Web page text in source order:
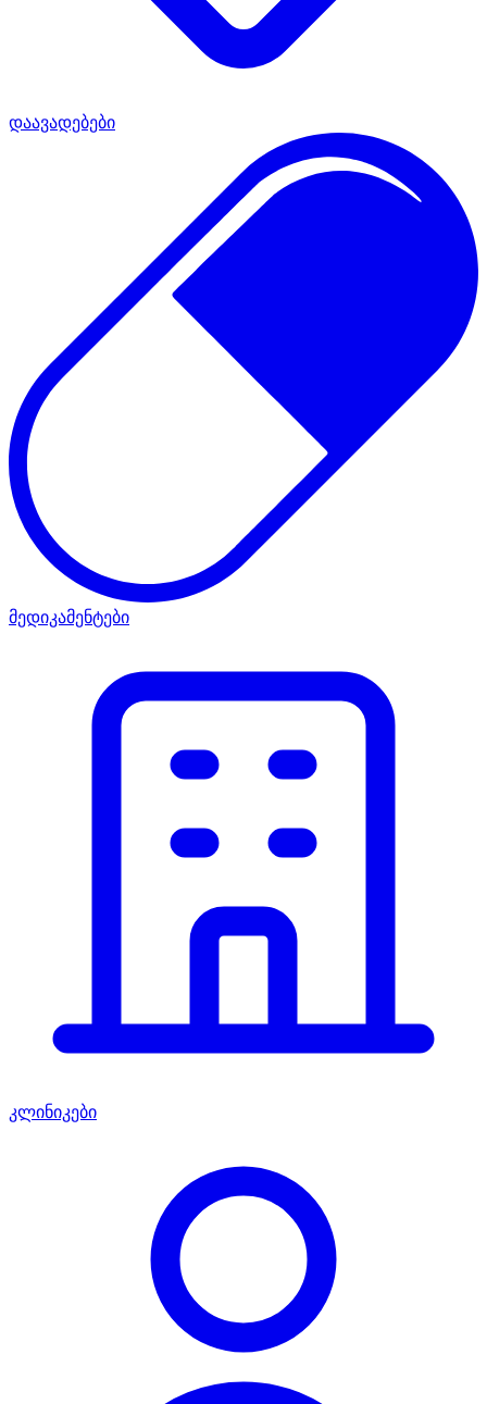
დაავადებები
მედიკამენტები
კლინიკები